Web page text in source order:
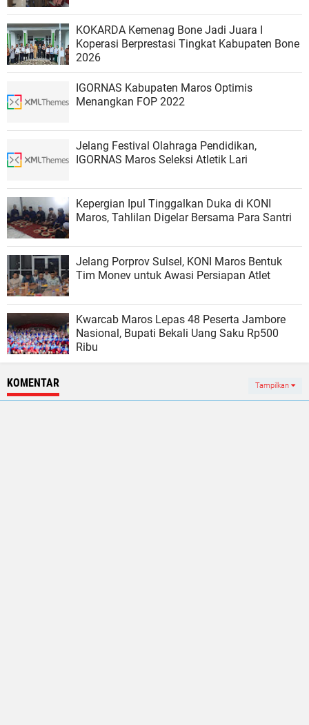
KOKARDA Kemenag Bone Jadi Juara I
Koperasi Berprestasi Tingkat Kabupaten Bone
2026
IGORNAS Kabupaten Maros Optimis
Menangkan FOP 2022
Jelang Festival Olahraga Pendidikan,
IGORNAS Maros Seleksi Atletik Lari
Kepergian Ipul Tinggalkan Duka di KONI
Maros, Tahlilan Digelar Bersama Para Santri
Jelang Porprov Sulsel, KONI Maros Bentuk
Tim Monev untuk Awasi Persiapan Atlet
Kwarcab Maros Lepas 48 Peserta Jambore
Nasional, Bupati Bekali Uang Saku Rp500
Ribu
KOMENTAR Tampilkan